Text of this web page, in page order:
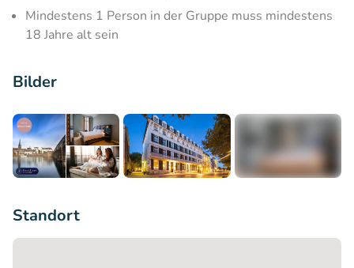
Mindestens 1 Person in der Gruppe muss mindestens
18 Jahre alt sein
Bilder
Standort